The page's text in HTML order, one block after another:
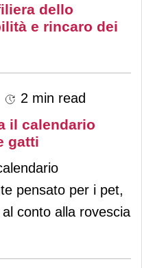
dello
e rincaro dei
2 min read
il calendario
gatti
pensato per i pet,
conto alla rovescia